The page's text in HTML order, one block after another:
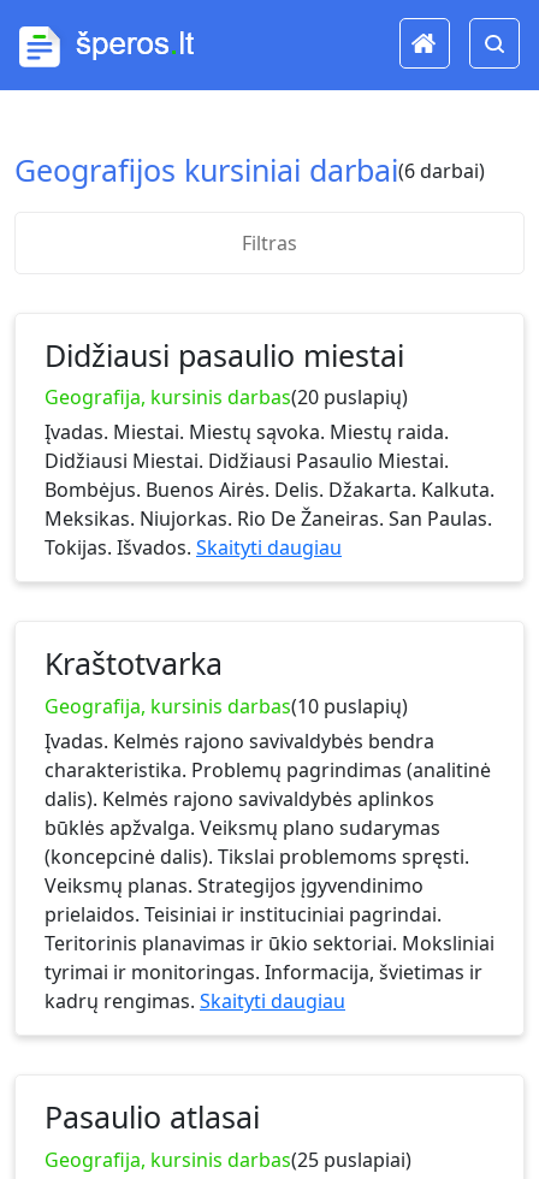
Geografijos kursiniai darbai(6 darbai)
Filtras
Didžiausi pasaulio miestai
Geografija, kursinis darbas(20 puslapių)
Įvadas. Miestai. Miestų sąvoka. Miestų raida.
Didžiausi Miestai. Didžiausi Pasaulio Miestai.
Bombėjus. Buenos Airės. Delis. Džakarta. Kalkuta.
Meksikas. Niujorkas. Rio De Žaneiras. San Paulas.
Tokijas. Išvados. Skaityti daugiau
Kraštotvarka
Geografija, kursinis darbas(10 puslapių)
Įvadas. Kelmės rajono savivaldybės bendra
charakteristika. Problemų pagrindimas (analitinė
dalis). Kelmės rajono savivaldybės aplinkos
būklės apžvalga. Veiksmų plano sudarymas
(koncepcinė dalis). Tikslai problemoms spręsti.
Veiksmų planas. Strategijos įgyvendinimo
prielaidos. Teisiniai ir instituciniai pagrindai.
Teritorinis planavimas ir ūkio sektoriai. Moksliniai
tyrimai ir monitoringas. Informacija, švietimas ir
kadrų rengimas. Skaityti daugiau
Pasaulio atlasai
Geografija, kursinis darbas(25 puslapiai)